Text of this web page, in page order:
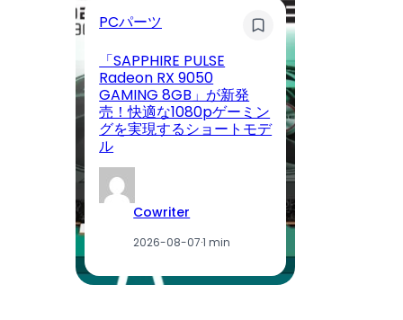
PCパーツ
「SAPPHIRE PULSE
Radeon RX 9050
GAMING 8GB」が新発
売！快適な1080pゲーミン
グを実現するショートモデ
ル
Cowriter
2026-08-07·1 min